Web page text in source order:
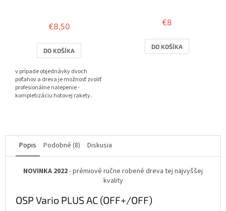
produktu
3,8
z
hviezdičiek.
€8,50
DO KOŠÍKA
v prípade objednávky dvoch
poťahov a dreva je možnosť zvoliť
profesionálne nalepenie -
kompletizáciu hotovej rakety.
€8
DO KOŠÍKA
Popis Podobné (8) Diskusia
NOVINKA 2022- prémiové ručne robené dreva tej najvyššej
kvality
OSP Vario PLUS AC (OFF+/OFF)